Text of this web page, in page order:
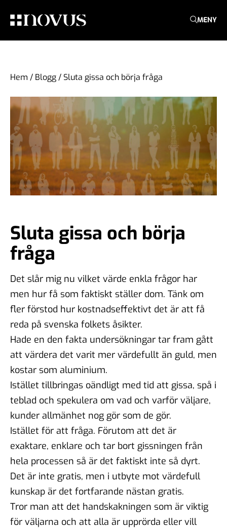
MENY
Hem / Blogg/ Sluta gissa och börja fråga
Sluta gissa och börja
fråga
Det slår mig nu vilket värde enkla frågor har
men hur få som faktiskt ställer dom. Tänk om
fler förstod hur kostnadseffektivt det är att få
reda på svenska folkets åsikter.
Hade en den fakta undersökningar tar fram gått
att värdera det varit mer värdefullt än guld, men
kostar som aluminium.
Istället tillbringas oändligt med tid att gissa, spå i
teblad och spekulera om vad och varför väljare,
kunder allmänhet nog gör som de gör.
Istället för att fråga. Förutom att det är
exaktare, enklare och tar bort gissningen från
hela processen så är det faktiskt inte så dyrt.
Det är inte gratis, men i utbyte mot värdefull
kunskap är det fortfarande nästan gratis.
Tror man att det handskakningen som är viktig
för väljarna och att alla är upprörda eller vill